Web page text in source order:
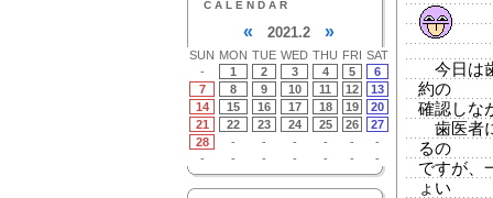
CALENDAR
« 2021.2 »
SUN MON TUE WED THU FRI SAT
-
1 2 3 4 5
6
7
8 9 10 11 12
13
14
15 16 17 18 19
20
21
22 23 24 25 26
27
28
- - - - -
-
-
- - - - - -
今日は
約の
確認しな
歯医者
るの
ですが、
ょい